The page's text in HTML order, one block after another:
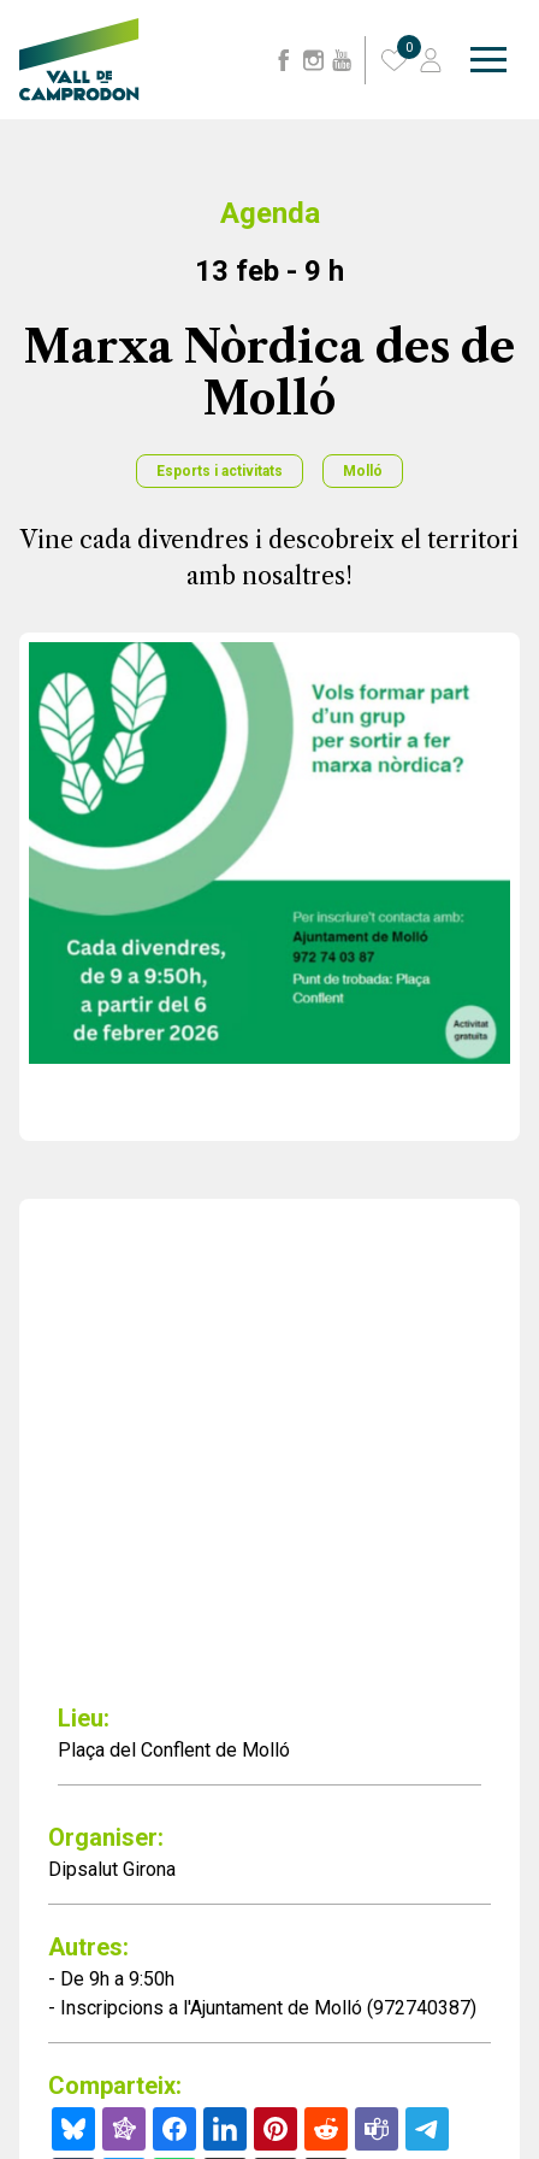
0
Agenda
13 feb - 9 h
Marxa Nòrdica des de
Molló
Esports i activitats Molló
Vine cada divendres i descobreix el territori
amb nosaltres!
Lieu:
Plaça del Conflent de Molló
Organiser:
Dipsalut Girona
Autres:
- De 9h a 9:50h
- Inscripcions a l'Ajuntament de Molló (972740387)
Comparteix: